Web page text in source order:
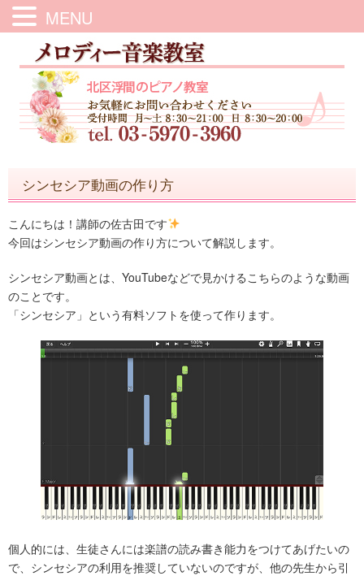
MENU
シンセシア動画の作り方
こんにちは！講師の佐古田です
今回はシンセシア動画の作り方について解説します。
シンセシア動画とは、YouTubeなどで見かけるこちらのような動画
のことです。
「シンセシア」という有料ソフトを使って作ります。
個人的には、生徒さんには楽譜の読み書き能力をつけてあげたいの
で、シンセシアの利用を推奨していないのですが、他の先生から引